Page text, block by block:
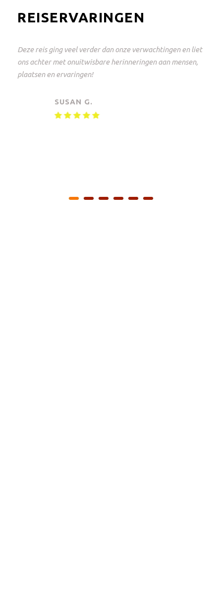
REISERVARINGEN
Dit was een geweldige reis en perfect geregeld! Van
Johannesburg naar het Krugerpark en weer terug. Alles
tot in de puntjes geregeld met keuzevrijheid. Een
MAARTEN V.